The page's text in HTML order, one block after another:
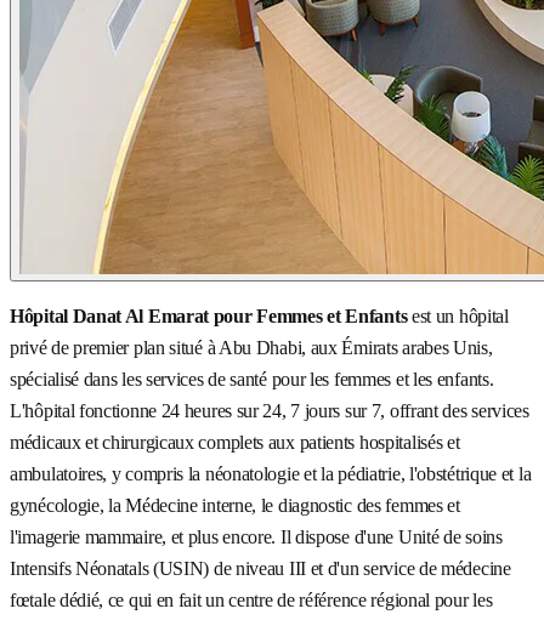
Hôpital Danat Al Emarat pour Femmes et Enfantsest un hôpital
privé de premier plan situé à Abu Dhabi, aux Émirats arabes Unis,
spécialisé dans les services de santé pour les femmes et les enfants.
L'hôpital fonctionne 24 heures sur 24, 7 jours sur 7, offrant des services
médicaux et chirurgicaux complets aux patients hospitalisés et
ambulatoires, y compris la néonatologie et la pédiatrie, l'obstétrique et la
gynécologie, la Médecine interne, le diagnostic des femmes et
l'imagerie mammaire, et plus encore. Il dispose d'une Unité de soins
Intensifs Néonatals (USIN) de niveau III et d'un service de médecine
fœtale dédié, ce qui en fait un centre de référence régional pour les